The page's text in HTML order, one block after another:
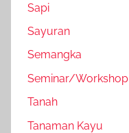
Sapi
Sayuran
Semangka
Seminar/Workshop
Tanah
Tanaman Kayu